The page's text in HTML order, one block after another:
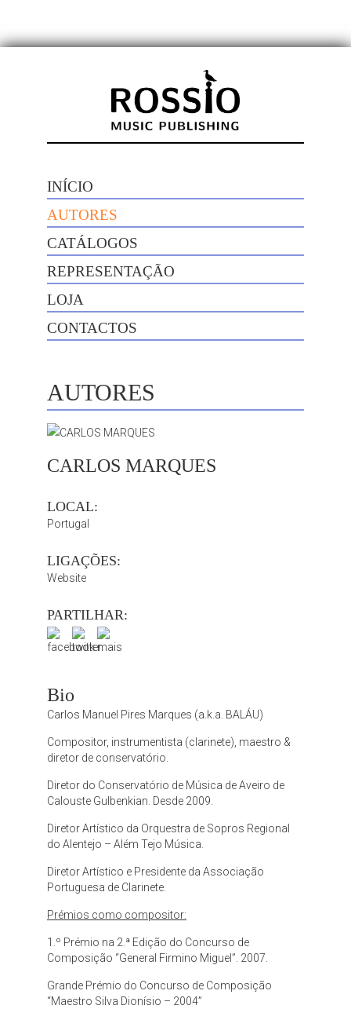
INÍCIO
AUTORES
CATÁLOGOS
REPRESENTAÇÃO
LOJA
CONTACTOS
AUTORES
CARLOS MARQUES
LOCAL:
Portugal
LIGAÇÕES:
Website
PARTILHAR:
Bio
Carlos Manuel Pires Marques (a.k.a. BALÁU)
Compositor, instrumentista (clarinete), maestro &
diretor de conservatório.
Diretor do Conservatório de Música de Aveiro de
Calouste Gulbenkian. Desde 2009.
Diretor Artístico da Orquestra de Sopros Regional
do Alentejo – Além Tejo Música.
Diretor Artístico e Presidente da Associação
Portuguesa de Clarinete.
Prémios como compositor:
1.º Prémio na 2.ª Edição do Concurso de
Composição “General Firmino Miguel”. 2007.
Grande Prémio do Concurso de Composição
“Maestro Silva Dionísio – 2004”